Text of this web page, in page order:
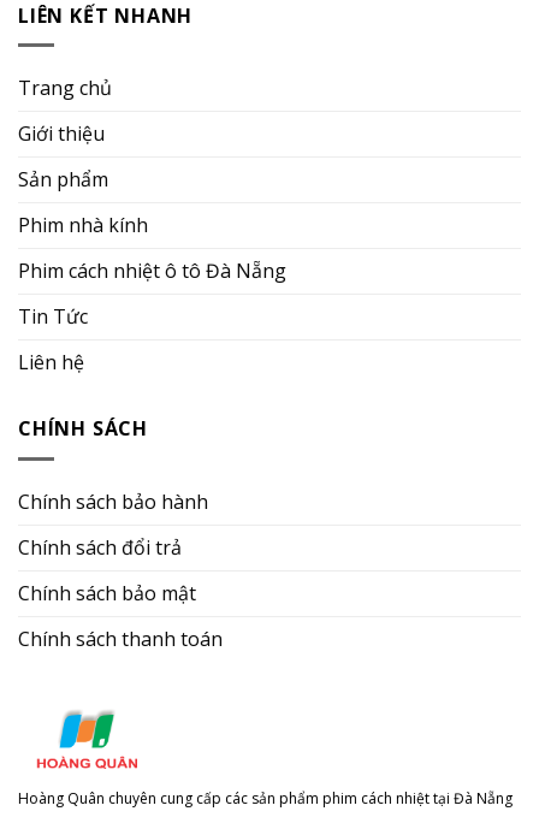
LIÊN KẾT NHANH
Trang chủ
Giới thiệu
Sản phẩm
Phim nhà kính
Phim cách nhiệt ô tô Đà Nẵng
Tin Tức
Liên hệ
CHÍNH SÁCH
Chính sách bảo hành
Chính sách đổi trả
Chính sách bảo mật
Chính sách thanh toán
Hoàng Quân chuyên cung cấp các sản phẩm phim cách nhiệt tại Đà Nẵng